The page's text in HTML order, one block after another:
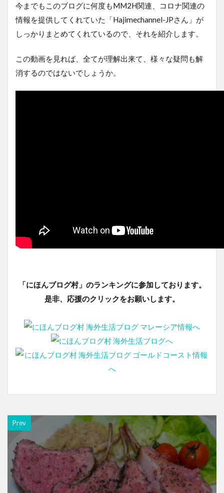
今までもこのブログに何度もMM2H関連、コロナ関連の
情報を提供してくれていた「Hajimechannel-JPさん」が
しっかりまとめてくれているので、それを紹介します。
この動画を見れば、全てが理解出来て、様々な疑問も解
消するのではないでしょうか。
「にほんブログ村」のランキングに参加しております。
是非、応援のクリックをお願いします。
Prev